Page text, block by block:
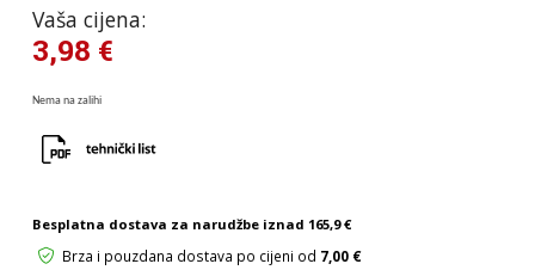
Vaša cijena:
3,98 €
Nema na zalihi
Besplatna dostava za narudžbe iznad 165,9 €
Brza i pouzdana dostava po cijeni od 7,00 €